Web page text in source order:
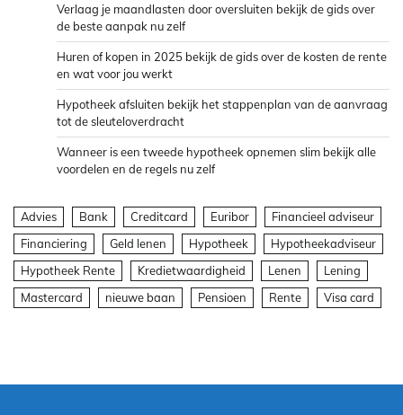
Verlaag je maandlasten door oversluiten bekijk de gids over
de beste aanpak nu zelf
Huren of kopen in 2025 bekijk de gids over de kosten de rente
en wat voor jou werkt
Hypotheek afsluiten bekijk het stappenplan van de aanvraag
tot de sleuteloverdracht
Wanneer is een tweede hypotheek opnemen slim bekijk alle
voordelen en de regels nu zelf
Advies Bank Creditcard Euribor
Financieel adviseur
Financiering
Geld lenen Hypotheek
Hypotheekadviseur
Hypotheek Rente
Kredietwaardigheid Lenen
Lening
Mastercard
nieuwe baan Pensioen Rente Visa card